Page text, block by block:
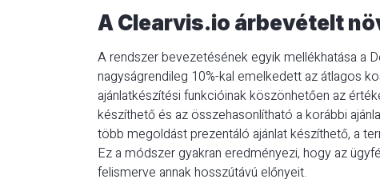
A Clearvis.io árbevételt
A rendszer bevezetésének egyik mellékhatása a
nagyságrendileg 10%-kal emelkedett az átlagos
ajánlatkészítési funkcióinak köszönhetően az
készíthető és az összehasonlítható a korábbi
több megoldást prezentáló ajánlat készíthető, a
Ez a módszer gyakran eredményezi, hogy az
felismerve annak hosszútávú előnyeit.